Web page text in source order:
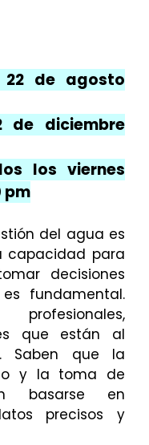
22 de agosto
de diciembre
los viernes
pm
del agua es
capacidad para
decisiones
fundamental.
que están al
Saben que la
y la toma de
basarse en
precisos y